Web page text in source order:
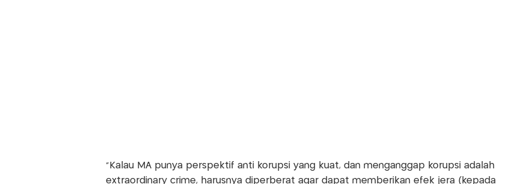
“Kalau MA punya perspektif anti korupsi yang kuat, dan menganggap korupsi adalah
extraordinary crime, harusnya diperberat agar dapat memberikan efek jera (kepada